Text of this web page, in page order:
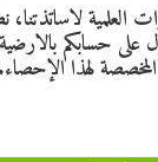
لاساتذتنا،
على حسابكم
المخصصة لهذا الإحصاء.